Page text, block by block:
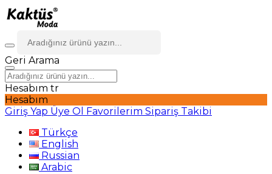
Geri Arama
Hesabım tr
Hesabım
Giriş Yap Üye Ol Favorilerim Sipariş Takibi
Türkçe
English
Russian
Arabic